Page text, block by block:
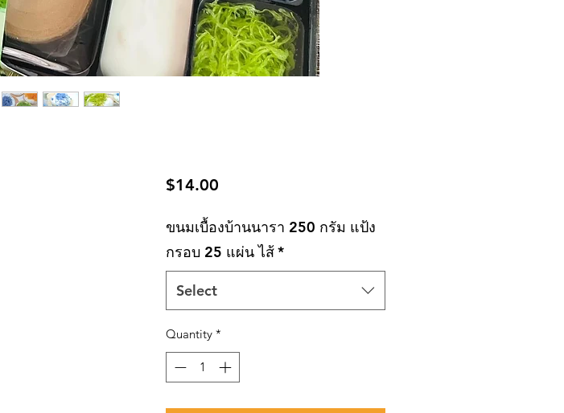
$14.00Price
ขนมเบื้องบ้านนารา 250 กรัม แป้ง
กรอบ 25 แผ่น ไส้*
Select
Quantity *